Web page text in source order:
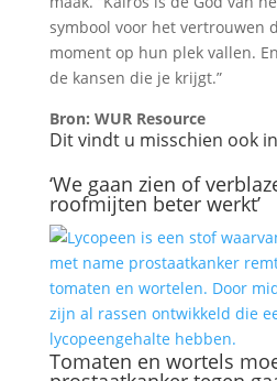
symbool voor het vertrouwen
moment op hun plek vallen.
de kansen die je krijgt.”
Bron: WUR Resource
Dit vindt u misschien ook
‘We gaan zien of
roofmijten beter werkt’
Tomaten en wortels